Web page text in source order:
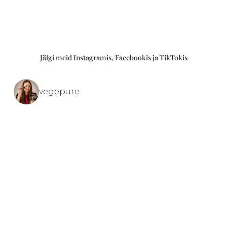
Jälgi meid Instagramis, Facebookis ja TikTokis
vegepure